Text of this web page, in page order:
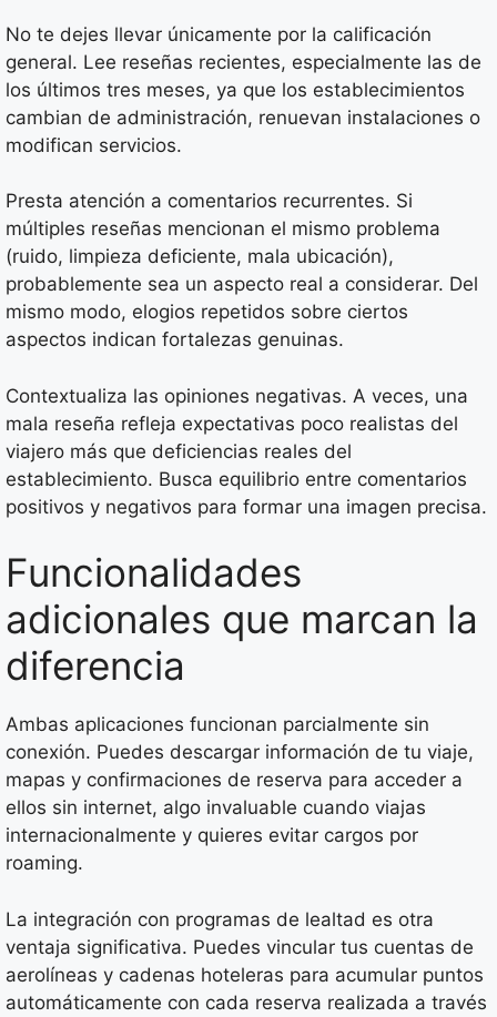
No te dejes llevar únicamente por la calificación
general. Lee reseñas recientes, especialmente las de
los últimos tres meses, ya que los establecimientos
cambian de administración, renuevan instalaciones o
modifican servicios.
Presta atención a comentarios recurrentes. Si
múltiples reseñas mencionan el mismo problema
(ruido, limpieza deficiente, mala ubicación),
probablemente sea un aspecto real a considerar. Del
mismo modo, elogios repetidos sobre ciertos
aspectos indican fortalezas genuinas.
Contextualiza las opiniones negativas. A veces, una
mala reseña refleja expectativas poco realistas del
viajero más que deficiencias reales del
establecimiento. Busca equilibrio entre comentarios
positivos y negativos para formar una imagen precisa.
Funcionalidades
adicionales que marcan la
diferencia
Ambas aplicaciones funcionan parcialmente sin
conexión. Puedes descargar información de tu viaje,
mapas y confirmaciones de reserva para acceder a
ellos sin internet, algo invaluable cuando viajas
internacionalmente y quieres evitar cargos por
roaming.
La integración con programas de lealtad es otra
ventaja significativa. Puedes vincular tus cuentas de
aerolíneas y cadenas hoteleras para acumular puntos
automáticamente con cada reserva realizada a través